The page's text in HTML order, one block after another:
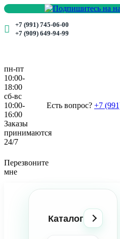
+7 (991) 745-06-00
+7 (909) 649-94-99
пн-пт
10:00-
18:00
сб-вс
10:00-
16:00
Заказы
принимаются
24/7
Есть вопрос? +7
Перезвоните
мне
Каталог